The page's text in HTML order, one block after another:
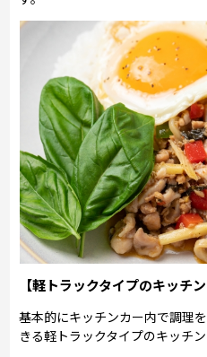
【軽トラックタイプのキッチ
基本的にキッチンカー内で調理
きる軽トラックタイプのキッチ